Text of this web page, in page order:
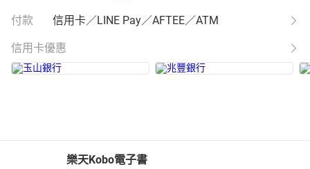
付款 信用卡／LINE Pay／AFTEE／ATM
信用卡優惠
樂天Kobo電子書